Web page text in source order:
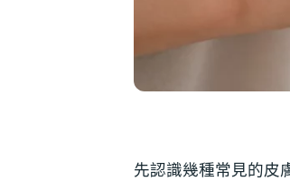
先認識幾種常見的皮